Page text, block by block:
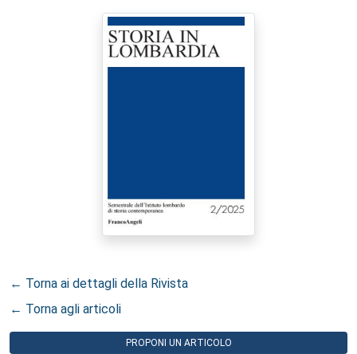
← Torna ai dettagli della Rivista
← Torna agli articoli
PROPONI UN ARTICOLO